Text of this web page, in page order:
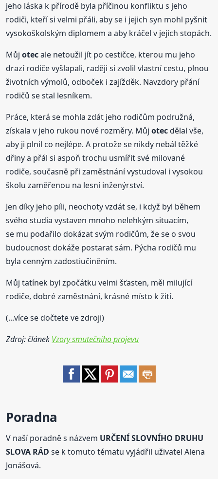
jeho láska k přírodě byla příčinou konfliktu s jeho
rodiči, kteří si velmi přáli, aby se i jejich syn mohl pyšnit
vysokoškolským diplomem a aby kráčel v jejich stopách.
Můjotecale netoužil jít po cestičce, kterou mu jeho
drazí rodiče vyšlapali, raději si zvolil vlastní cestu, plnou
životních výmolů, odboček i zajížděk. Navzdory přání
rodičů se stal lesníkem.
Práce, která se mohla zdát jeho rodičům podružná,
získala v jeho rukou nové rozměry. Můjotecdělal vše,
aby ji plnil co nejlépe. A protože se nikdy nebál těžké
dřiny a přál si aspoň trochu usmířit své milované
rodiče, současně při zaměstnání vystudoval i vysokou
školu zaměřenou na lesní inženýrství.
Jen díky jeho píli, neochoty vzdát se, i když byl během
svého studia vystaven mnoho nelehkým situacím,
se mu podařilo dokázat svým rodičům, že se o svou
budoucnost dokáže postarat sám. Pýcha rodičů mu
byla cenným zadostiučiněním.
Můj tatínek byl zpočátku velmi šťasten, měl milující
rodiče, dobré zaměstnání, krásné místo k žití.
(...více se dočtete ve zdroji)
Zdroj: článek Vzory smutečního projevu
Poradna
V naší poradně s názvem URČENÍ SLOVNÍHO DRUHU
SLOVA RÁD se k tomuto tématu vyjádřil uživatel Alena
Jonášová.